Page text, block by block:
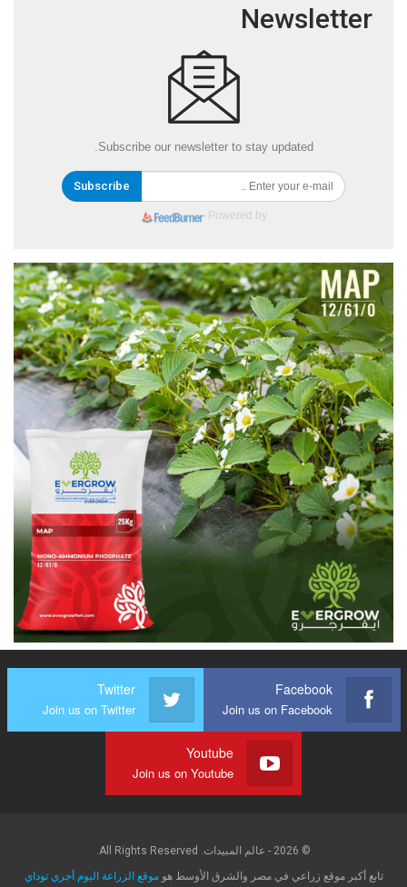
Newsletter
Subscribe our newsletter to stay updated.
Subscribe
Powered by
Facebook
Join us on Facebook
Twitter
Join us on Twitter
Youtube
Join us on Youtube
© 2026 - عالم المبيدات. All Rights Reserved.
تابع أكبر موقع زراعي في مصر والشرق الأوسط هوموقع الزراعة اليوم أجري توداي